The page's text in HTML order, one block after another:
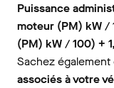
Puissance
moteur (PM) kW /
(PM) kW / 100) +
Sachez également
associés à votre